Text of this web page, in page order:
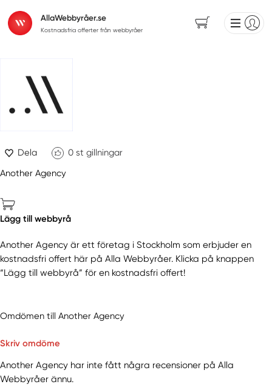
AllaWebbyråer.se
Kostnadsfria offerter från webbyråer
Dela 0 st gillningar
Another Agency
Lägg till webbyrå
Another Agency är ett företag i Stockholm som erbjuder en
kostnadsfri offert här på Alla Webbyråer. Klicka på knappen
“Lägg till webbyrå” för en kostnadsfri offert!
Omdömen till Another Agency
Skriv omdöme
Another Agency har inte fått några recensioner på Alla
Webbyråer ännu.